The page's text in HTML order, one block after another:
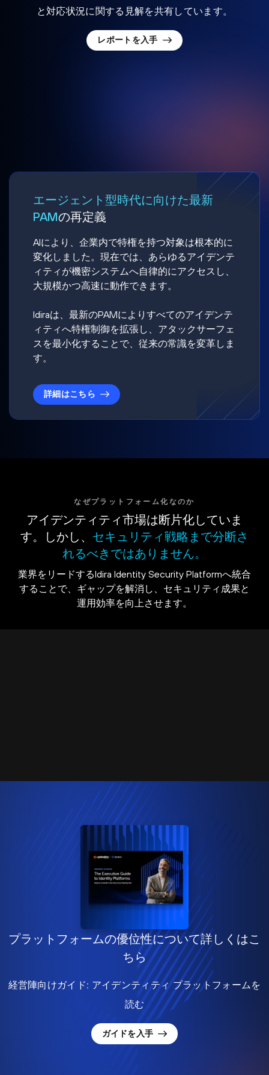
と対応状況に関する見解を共有しています。
レポートを入手
エージェント型時代に向けた最新
PAMの再定義
AIにより、企業内で特権を持つ対象は根本的に
変化しました。現在では、あらゆるアイデンテ
ィティが機密システムへ自律的にアクセスし、
大規模かつ高速に動作できます。
Idiraは、最新のPAMによりすべてのアイデンテ
ィティへ特権制御を拡張し、アタックサーフェ
スを最小化することで、従来の常識を変革しま
す。
詳細はこちら
なぜプラットフォーム化なのか
アイデンティティ市場は断片化していま
す。しかし、 セキュリティ戦略まで分断さ
れるべきではありません。
業界をリードするIdira Identity Security Platformへ統合
することで、ギャップを解消し、セキュリティ成果と
運用効率を向上させます。
プラットフォームの優位性について詳しくはこ
ちら
経営陣向けガイド: アイデンティティ プラットフォームを
読む
ガイドを入手